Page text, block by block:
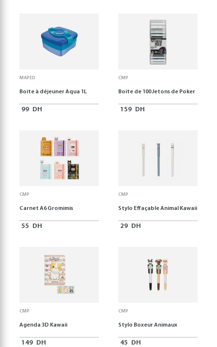
MAPED
Boite à déjeuner Aqua 1L
99 DH
CMP
Boite de 100 Jetons de Poker
159 DH
CMP
Carnet A6 Gromimis
55 DH
CMP
Stylo Effaçable Animal Kawaii
29 DH
CMP
Agenda 3D Kawaii
149 DH
CMP
Stylo Boxeur Animaux
45 DH